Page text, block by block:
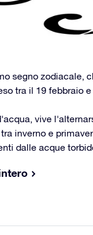
segno zodiacale,
tra il 19 febbraio
vive
inverno e
dalle acque